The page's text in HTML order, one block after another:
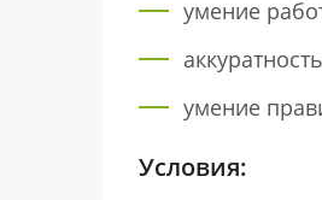
умение
умение
Условия: